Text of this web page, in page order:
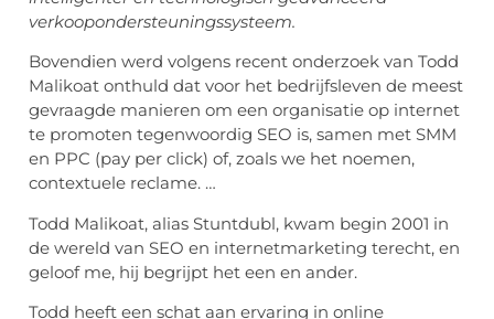
verkoopondersteuningssysteem.
Bovendien werd volgens recent onderzoek van Todd
Malikoat onthuld dat voor het bedrijfsleven de meest
gevraagde manieren om een ​​organisatie op internet
te promoten tegenwoordig SEO is, samen met SMM
en PPC (pay per click) of, zoals we het noemen,
contextuele reclame. …
Todd Malikoat, alias Stuntdubl, kwam begin 2001 in
de wereld van SEO en internetmarketing terecht, en
geloof me, hij begrijpt het een en ander.
Todd heeft een schat aan ervaring in online